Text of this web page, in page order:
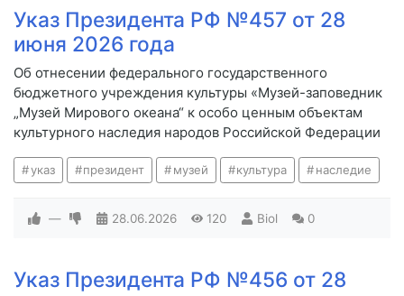
Указ Президента РФ №457 от 28
июня 2026 года
Об отнесении федерального государственного
бюджетного учреждения культуры «Музей-заповедник
„Музей Мирового океана“ к особо ценным объектам
культурного наследия народов Российской Федерации
указ президент музей культура наследие
— 28.06.2026 120 Biol 0
Указ Президента РФ №456 от 28